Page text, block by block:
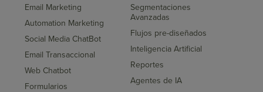
Email Marketing
Automation Marketing
Social Media ChatBot
Email Transaccional
Web Chatbot
Formularios
Segmentaciones
Avanzadas
Flujos pre-diseñados
Inteligencia Artificial
Reportes
Agentes de IA